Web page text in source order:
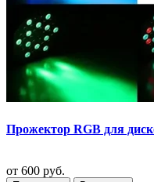
Прожектор RGB для
от 600 руб.